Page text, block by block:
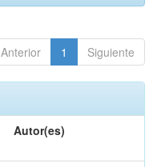
Anterior 1 Siguiente
Autor(es)